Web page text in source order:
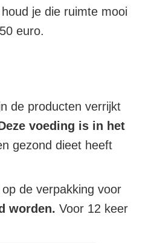
je die ruimte mooi
euro.
de producten verrijkt
voeding is in het
gezond dieet heeft
de verpakking voor
worden. Voor 12 keer